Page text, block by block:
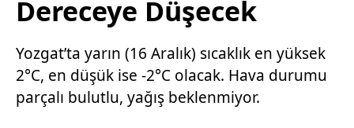
Dereceye Düşecek
Yozgat’ta yarın (16 Aralık) sıcaklık en yüksek
2°C, en düşük ise -2°C olacak. Hava durumu
parçalı bulutlu, yağış beklenmiyor.